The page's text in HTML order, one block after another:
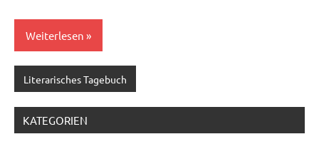
Weiterlesen
Literarisches Tagebuch
KATEGORIEN